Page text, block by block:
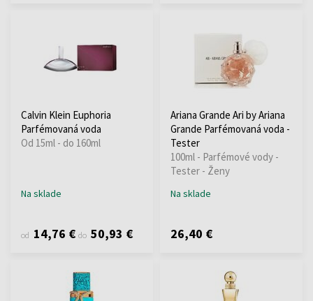
Calvin Klein Euphoria
Parfémovaná voda
Od 15ml - do 160ml
Na sklade
od 14,76 € do 50,93 €
Ariana Grande Ari by Ariana
Grande Parfémovaná voda -
Tester
100ml - Parfémové vody -
Tester - Ženy
Na sklade
26,40 €